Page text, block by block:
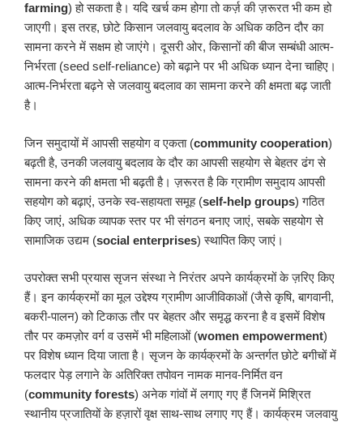
farming) हो सकता है। यदि खर्च कम होगा तो कर्ज़ की ज़रूरत भी कम हो
जाएगी। इस तरह, छोटे किसान जलवायु बदलाव के अधिक कठिन दौर का
सामना करने में सक्षम हो जाएंगे। दूसरी ओर, किसानों की बीज सम्बंधी आत्म-
निर्भरता (seed self-reliance) को बढ़ाने पर भी अधिक ध्यान देना चाहिए।
आत्म-निर्भरता बढ़ने से जलवायु बदलाव का सामना करने की क्षमता बढ़ जाती
है।
जिन समुदायों में आपसी सहयोग व एकता (community cooperation)
बढ़ती है, उनकी जलवायु बदलाव के दौर का आपसी सहयोग से बेहतर ढंग से
सामना करने की क्षमता भी बढ़ती है। ज़रूरत है कि ग्रामीण समुदाय आपसी
सहयोग को बढ़ाएं, उनके स्व-सहायता समूह (self-help groups) गठित
किए जाएं, अधिक व्यापक स्तर पर भी संगठन बनाए जाएं, सबके सहयोग से
सामाजिक उद्यम (social enterprises) स्थापित किए जाएं।
उपरोक्त सभी प्रयास सृजन संस्था ने निरंतर अपने कार्यक्रमों के ज़रिए किए
हैं। इन कार्यक्रमों का मूल उद्देश्य ग्रामीण आजीविकाओं (जैसे कृषि, बागवानी,
बकरी-पालन) को टिकाऊ तौर पर बेहतर और समृद्ध करना है व इसमें विशेष
तौर पर कमज़ोर वर्ग व उसमें भी महिलाओं (women empowerment)
पर विशेष ध्यान दिया जाता है। सृजन के कार्यक्रमों के अन्तर्गत छोटे बगीचों में
फलदार पेड़ लगाने के अतिरिक्त तपोवन नामक मानव-निर्मित वन
(community forests) अनेक गांवों में लगाए गए हैं जिनमें मिश्रित
स्थानीय प्रजातियों के हज़ारों वृक्ष साथ-साथ लगाए गए हैं। कार्यक्रम जलवायु